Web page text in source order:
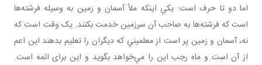
اما دو تا حرف است: يکي اينکه ملأ آسمان و زمين به وسيله فرشته‌ها
است که فرشته‌ها به صاحب آن سرزمين خدمت بکنند. يک وقت است که
نه، آسمان و زمين پر است از معلميني که ديگران را تعليم بدهند اين اعم
از آن است و ماه رجب اين را مي‌خواهد بگويد و اين برای ائمه است.